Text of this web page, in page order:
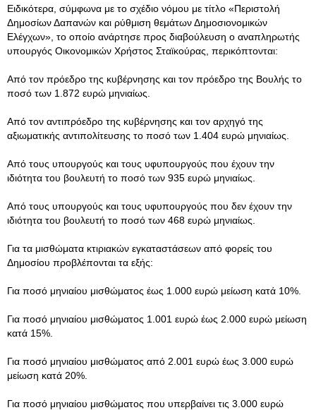
Ειδικότερα, σύμφωνα με το σχέδιο νόμου με τίτλο «Περιστολή
Δημοσίων Δαπανών και ρύθμιση θεμάτων Δημοσιονομικών
Ελέγχων», το οποίο ανάρτησε προς διαβούλευση ο αναπληρωτής
υπουργός Οικονομικών Χρήστος Σταϊκούρας, περικόπτονται:
Από τον πρόεδρο της κυβέρνησης και τον πρόεδρο της Βουλής το
ποσό των 1.872 ευρώ μηνιαίως.
Από τον αντιπρόεδρο της κυβέρνησης και τον αρχηγό της
αξιωματικής αντιπολίτευσης το ποσό των 1.404 ευρώ μηνιαίως.
Από τους υπουργούς και τους υφυπουργούς που έχουν την
ιδιότητα του βουλευτή το ποσό των 935 ευρώ μηνιαίως.
Από τους υπουργούς και τους υφυπουργούς που δεν έχουν την
ιδιότητα του βουλευτή το ποσό των 468 ευρώ μηνιαίως.
Για τα μισθώματα κτιριακών εγκαταστάσεων από φορείς του
Δημοσίου προβλέπονται τα εξής:
Για ποσό μηνιαίου μισθώματος έως 1.000 ευρώ μείωση κατά 10%.
Για ποσό μηνιαίου μισθώματος 1.001 ευρώ έως 2.000 ευρώ μείωση
κατά 15%.
Για ποσό μηνιαίου μισθώματος από 2.001 ευρώ έως 3.000 ευρώ
μείωση κατά 20%.
Για ποσό μηνιαίου μισθώματος που υπερβαίνει τις 3.000 ευρώ